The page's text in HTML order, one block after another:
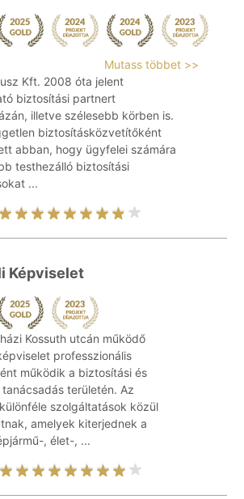
Mutass többet >>
Kft. 2008 óta jelent
biztosítási partnert
illetve szélesebb körben is.
biztosításközvetítőként
abban, hogy ügyfelei számára
testhezálló biztosítási
...
Képviselet
Kossuth utcán működő
professzionális
működik a biztosítási és
területén. Az
szolgáltatások közül
amelyek kiterjednek a
, élet-, ...